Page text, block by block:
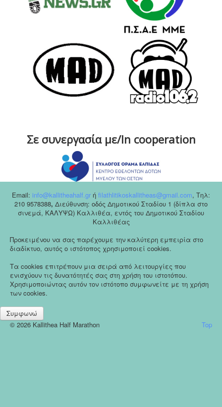
Σε συνεργασία με/In cooperation
Email: info@kallitheahalf.gr ή filathlitikoskallitheas@gmail.com, Tηλ:
210 9578388, Διεύθυνση: οδός Δημοτικού Σταδίου 1 (δίπλα στο
σινεμά, ΚΑΛΥΨΩ) Καλλιθέα, εντός του Δημοτικού Σταδίου
Καλλιθέας
Προκειμένου να σας παρέχουμε την καλύτερη εμπειρία στο
διαδίκτυο, αυτός ο ιστότοπος χρησιμοποιεί cookies.
Τα cookies επιτρέπουν μια σειρά από λειτουργίες που
ενισχύουν τις δυνατότητές σας στη χρήση του ιστοτόπου.
Χρησιμοποιώντας αυτόν τον ιστότοπο συμφωνείτε με τη χρήση
των cookies.
Συμφωνώ
Top
© 2026 Kallithea Half Marathon